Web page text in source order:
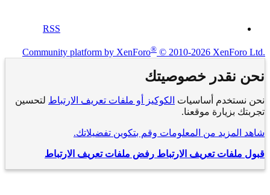
RSS
Community platform by XenForo® © 2010-2026 XenForo Ltd.
نحن نقدر خصوصيتك
نحن نستخدم أساسيات الكوكيز أو ملفات تعريف الارتباط لتحسين
تجربتك بزيارة موقعنا.
شاهد المزيد من المعلومات وقم بتكوين تفضيلاتك.
قبول ملفات تعريف الارتباط رفض ملفات تعريف الارتباط